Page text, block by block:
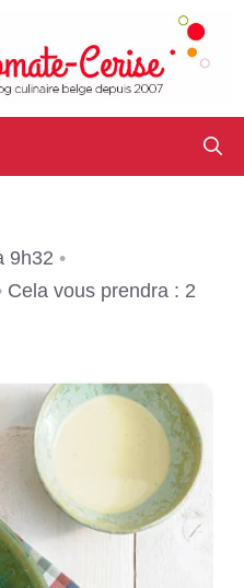
9h32 •
Cela vous prendra : 2